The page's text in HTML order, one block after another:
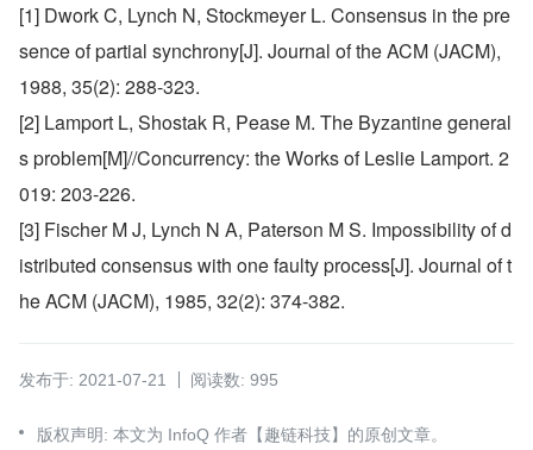
[1] Dwork C, Lynch N, Stockmeyer L. Consensus in the pre
sence of partial synchrony[J]. Journal of the ACM (JACM),
1988, 35(2): 288-323.
[2] Lamport L, Shostak R, Pease M. The Byzantine general
s problem[M]//Concurrency: the Works of Leslie Lamport. 2
019: 203-226.
[3] Fischer M J, Lynch N A, Paterson M S. Impossibility of d
istributed consensus with one faulty process[J]. Journal of t
he ACM (JACM), 1985, 32(2): 374-382.
发布于: 2021-07-21 阅读数: 995
版权声明: 本文为 InfoQ 作者【趣链科技】的原创文章。